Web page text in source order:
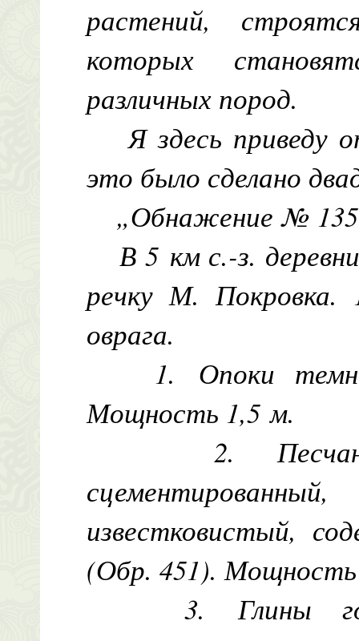
растений,
которых
различных пород.
Я здесь приведу
это было сделано
„Обнажение № 135
В 5 км с.-з.
речку М.
оврага.
1. Опоки
Мощность 1,5 м.
2.
известковистый,
(Обр. 451).
3. Глины